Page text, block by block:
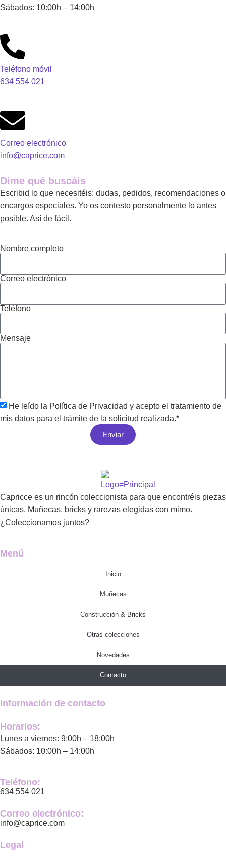
Sábados: 10:00h – 14:00h
Teléfono móvil
634 554 021
Correo electrónico
info@caprice.com
Dime qué buscáis
Escribid lo que necesitéis: dudas, pedidos, recomendaciones o
encargos especiales. Yo os contesto personalmente lo antes
posible. Así de fácil.
Nombre completo
Correo electrónico
Teléfono
Mensaje
He leído la Política de Privacidad y acepto el tratamiento de
mis datos para el trámite de la solicitud realizada.*
Enviar
Capricce es un rincón coleccionista para que encontréis piezas
únicas. Muñecas, bricks y rarezas elegidas con mimo.
¿Coleccionamos juntos?
Menú
Inicio
Muñecas
Construcción & Bricks
Otras colecciones
Novedades
Contacto
Información de contacto
Horarios:
Lunes a viernes: 9:00h – 18:00h
Sábados: 10:00h – 14:00h
Teléfono:
634 554 021
Correo electrónico:
info@caprice.com
Legal